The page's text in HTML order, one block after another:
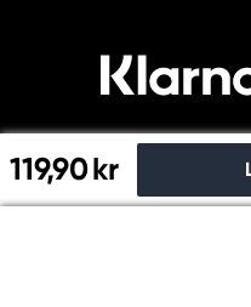
119,90 kr